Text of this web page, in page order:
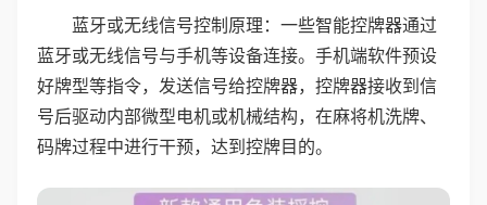
蓝牙或无线信号控制原理：一些智能控牌器通过
蓝牙或无线信号与手机等设备连接。手机端软件预设
好牌型等指令，发送信号给控牌器，控牌器接收到信
号后驱动内部微型电机或机械结构，在麻将机洗牌、
码牌过程中进行干预，达到控牌目的。